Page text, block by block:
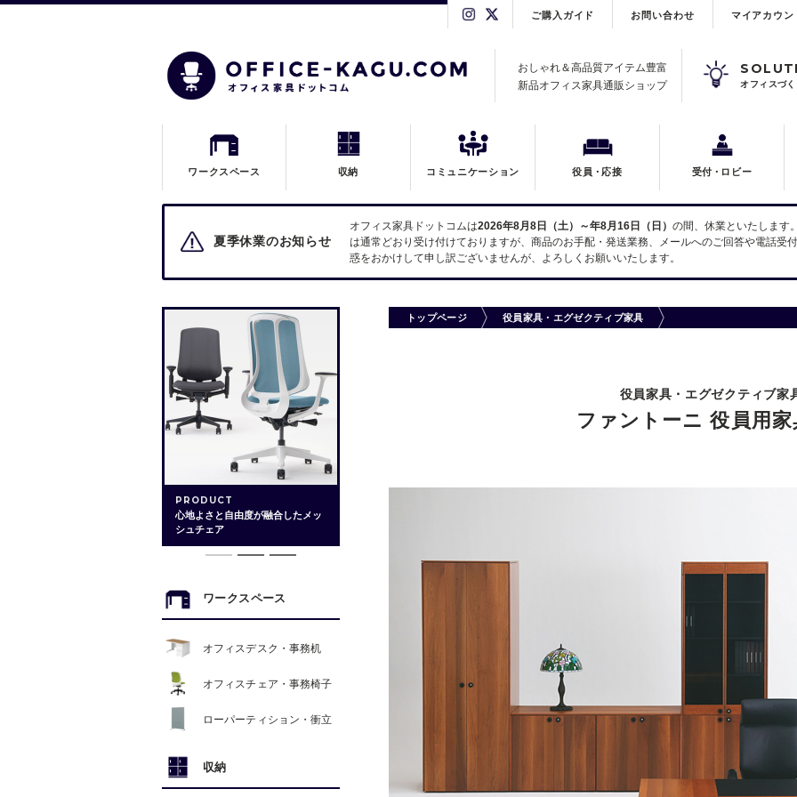
おしゃれ＆高品質アイテム豊富
新品オフィス家具通販ショップ
ご購入ガイド お問い合わせ マイアカウン
ワークスペース 収納 コミュニケーション 役員 ・応接 受付・ ロビー
オフィスづ
夏季休業のお知らせ
オフィス家具ドットコムは2026年8月8日（土）～年8月16日（日） の間、休業といたします
は通常どおり受け付けておりますが、商品のお手配・発送業務、メールへのご回答や電話受
惑をおかけして申し訳ございませんが、よろしくお願いいたします。
トップページ 役員家具・エグゼクティブ家具
役員家具・エグゼクティブ家
ファントーニ 役員用
PRODUCT
心地よさと自由度が融合したメッ
シュチェア
ワークスペース
オフィスデスク・事務机
オフィスチェア・事務椅子
ローパーティション・衝立
収納